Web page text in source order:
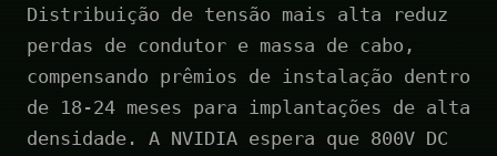
Distribuição de tensão mais alta reduz
perdas de condutor e massa de cabo,
compensando prêmios de instalação dentro
de 18-24 meses para implantações de alta
densidade. A NVIDIA espera que 800V DC